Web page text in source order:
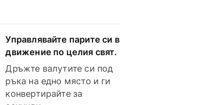
Управлявайте парите си в
движение по целия свят.
Дръжте валутите си под
ръка на едно място и ги
конвертирайте за